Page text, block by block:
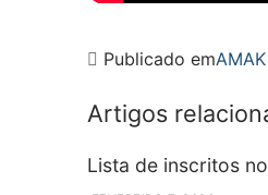
Publicado em
Artigos
Lista de inscritos